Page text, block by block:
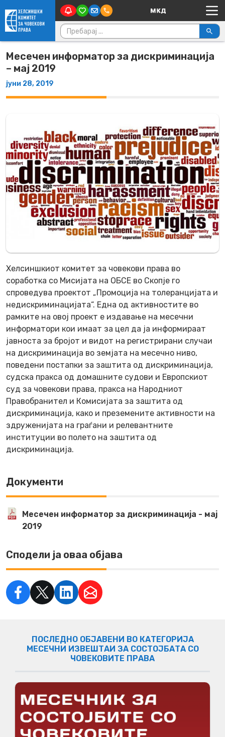
Skip to content Main Navigation
Пребарувај за:
Месечен информатор за дискриминација
– мај 2019
јуни 28, 2019
Хелсиншкиот комитет за човекови права во
соработка со Мисијата на ОБСЕ во Скопје го
спроведува проектот „Промоција на толеранцијата и
недискриминацијата“. Една од активностите во
рамките на овој проект е издавање на месечни
информатори кои имаат за цел да ја информираат
јавноста за бројот и видот на регистрирани случаи
на дискриминација во земјата на месечно ниво,
поведени постапки за заштита од дискриминација,
судска пракса од домашните судови и Европскиот
суд за човекови права, пракса на Народниот
Правобранител и Комисијата за заштита од
дискриминација, како и преземените активности на
здруженијата на граѓани и релевантните
институции во полето на заштита од
дискриминација.
Документи
Месечен информатор за дискриминација - мај
2019
Сподели ја оваа објава
ПОСЛЕДНО ОБЈАВЕНИ ВО КАТЕГОРИЈА
МЕСЕЧНИ ИЗВЕШТАИ ЗА СОСТОЈБАТА СО
ЧОВЕКОВИТЕ ПРАВА